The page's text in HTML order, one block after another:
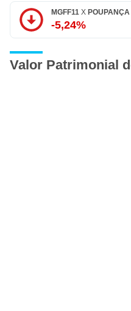
MGFF11 X POUPANÇA
-5,24%
Valor Patrimonial